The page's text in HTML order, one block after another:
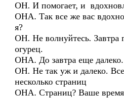
ОН. И помогает, и
ОНА. Так все же вас
я?
ОН. Не волнуйтесь. Завтра
огурец.
ОНА. До завтра еще далеко.
ОН. Не так уж и далеко.
несколько страниц
ОНА. Страниц? Ваше время